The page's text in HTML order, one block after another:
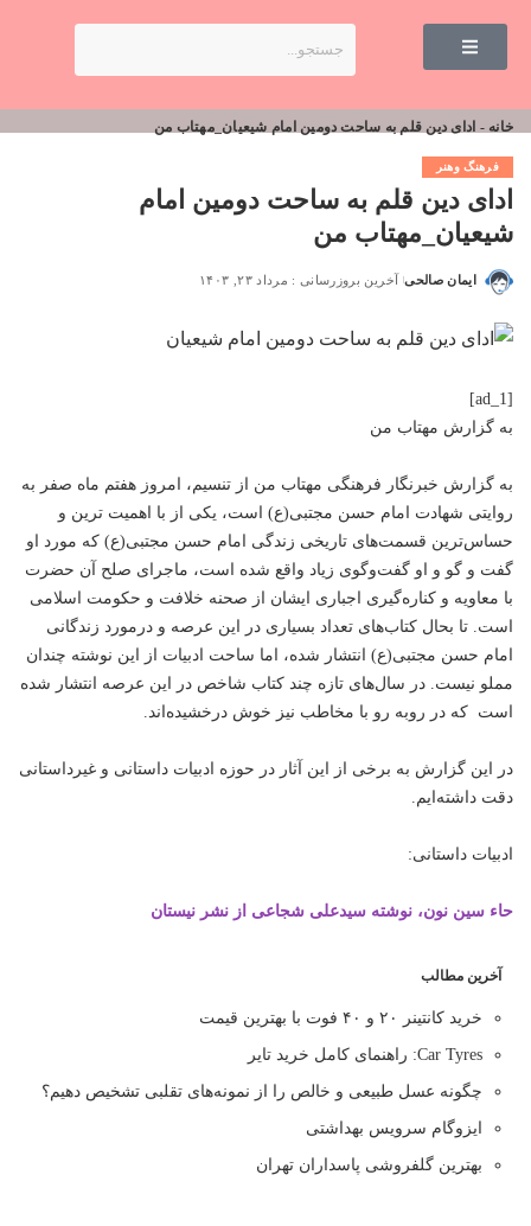
خانه - ادای دین قلم به ساحت دومین امام شیعیان_مهتاب من
فرهنگ وهنر
ادای دین قلم به ساحت دومین امام
شیعیان_مهتاب من
ایمان صالحی آخرین بروزرسانی : مرداد ۲۳, ۱۴۰۳
[ad_1]
به گزارش مهتاب من
به گزارش خبرنگار فرهنگی مهتاب من از تنسیم،‌ امروز هفتم ماه صفر به
روایتی شهادت امام حسن مجتبی(ع) است،‌ یکی از با اهمیت ترین و
حساس‌ترین قسمت‌های تاریخی زندگی امام حسن مجتبی(ع) که مورد او
گفت و گو و او گفت‌وگوی زیاد واقع شده است، ماجرای صلح آن حضرت
با معاویه و کناره‌گیری اجباری ایشان از صحنه خلافت و حکومت اسلامی
است. تا بحال کتاب‌های تعداد بسیاری در این عرصه و درمورد زندگانی
امام حسن مجتبی(ع) انتشار شده، اما ساحت ادبیات از این نوشته چندان
مملو نیست. در سال‌های تازه چند کتاب شاخص در این عرصه انتشار شده‌
است که در روبه رو با مخاطب نیز خوش درخشیده‌اند.
در این گزارش به برخی از این آثار در حوزه ادبیات داستانی و غیرداستانی
دقت داشته‌ایم.
ادبیات داستانی:‌
حاء سین نون،‌ نوشته سیدعلی شجاعی از نشر نیستان
آخرین مطالب
خرید کانتینر ۲۰ و ۴۰ فوت با بهترین قیمت
Car Tyres: راهنمای کامل خرید تایر
چگونه عسل طبیعی و خالص را از نمونه‌های تقلبی تشخیص دهیم؟
ایزوگام سرویس بهداشتی
بهترین گلفروشی پاسداران تهران